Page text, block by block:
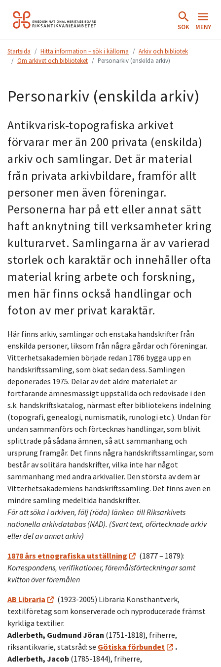
Hoppa
till
SÖK MENY
Startsida Hitta information – sök i källorna
Arkiv och bibliotek
Om arkivet och biblioteket
Personarkiv (enskilda arkiv)
Personarkiv (enskilda arkiv)
Antikvarisk-topografiska arkivet
förvarar mer än 200 privata (enskilda)
arkiv och samlingar. Det är material
från privata arkivbildare, framför allt
personer men även föreningar.
Personerna har på ett eller annat sätt
haft anknytning till verksamheter kring
kulturarvet. Samlingarna är av varierad
storlek och karaktär och innehåller ofta
material kring arbete och forskning,
men här finns också handlingar och
foton av mer privat karaktär.
Här finns arkiv, samlingar och enstaka handskrifter från
enskilda personer, liksom från några gårdar och föreningar.
Vitterhetsakademien började redan 1786 bygga upp en
handskriftssamling, som ökat sedan dess. Samlingen
deponerades 1975. Delar av det äldre materialet är
fortfarande ämnesmässigt uppställda och redovisade i den
s.k. handskriftskatalog, närmast efter bibliotekens indelning
(topografi, genealogi, numismatik, runologi etc.). Undan för
undan sammanförs och förtecknas handlingar, som blivit
splittrade på sådana ämnen, så att sammanhang och
ursprung framgår. Det finns några handskriftssamlingar, som
består av solitära handskrifter, vilka inte har något
sammanhang med andra arkivalier. Den största av dem är
Vitterhetsakademiens handskriftssamling. Det finns även en
mindre samling medeltida handskrifter.
För att söka i arkiven, följ (röda) länken till Riksarkivets
nationella arkivdatabas (NAD). (Svart text, oförtecknade arkiv
eller del av annat arkiv)
1878 års etnografiska utställning
(1877 – 1879):
Korrespondens, verifikationer, föremålsförteckningar samt
kvitton över föremålen
AB Libraria
(1923-2005) Libraria Konsthantverk,
textilföretag som konserverade och nyproducerade främst
kyrkliga textilier.
Adlerbeth, Gudmund Jöran (1751-1818), friherre,
riksantikvarie, statsråd: se Götiska förbundet
.
Adlerbeth, Jacob (1785-1844), friherre,